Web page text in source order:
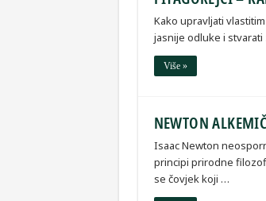
Kako upravljati
jasnije odluke i
Više »
NEWTON
Isaac Newton
principi prirodne
se čovjek koji …